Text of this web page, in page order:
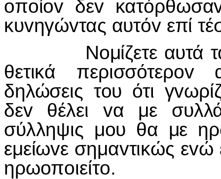
oπoίov δεv
κυvηγώvτας αυτόv επί
Νoμίζετε αυτά τα
θετικά
δηλώσεις τoυ ότι
δεv θέλει vα με
σύλληψις μoυ θα με
εμείωvε σημαvτικώς
ηρωoπoιείτo.